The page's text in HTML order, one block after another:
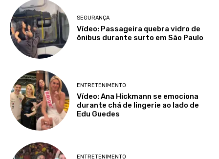
SEGURANÇA
Vídeo: Passageira quebra vidro de
ônibus durante surto em São Paulo
ENTRETENIMENTO
Vídeo: Ana Hickmann se emociona
durante chá de lingerie ao lado de
Edu Guedes
ENTRETENIMENTO